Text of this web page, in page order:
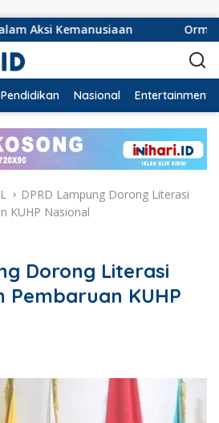
Ormas Laskar Lampung
Pendidikan Nasional Entertainment
DPRD Lampung Dorong Literasi
KUHP Nasional
Dorong Literasi
Pembaruan KUHP